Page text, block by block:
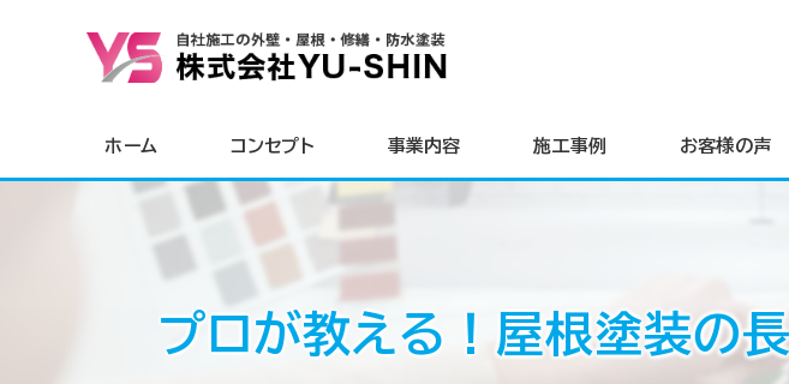
ホーム コンセプト 事業内容 施工事例 お客様の声
プロが教える！屋根塗装の